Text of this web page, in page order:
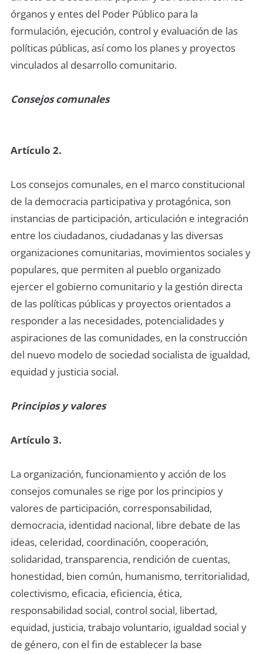
órganos y entes del Poder Público para la
formulación, ejecución, control y evaluación de las
políticas públicas, así como los planes y proyectos
vinculados al desarrollo comunitario.
Consejos comunales
Artículo 2.
Los consejos comunales, en el marco constitucional
de la democracia participativa y protagónica, son
instancias de participación, articulación e integración
entre los ciudadanos, ciudadanas y las diversas
organizaciones comunitarias, movimientos sociales y
populares, que permiten al pueblo organizado
ejercer el gobierno comunitario y la gestión directa
de las políticas públicas y proyectos orientados a
responder a las necesidades, potencialidades y
aspiraciones de las comunidades, en la construcción
del nuevo modelo de sociedad socialista de igualdad,
equidad y justicia social.
Principios y valores
Artículo 3.
La organización, funcionamiento y acción de los
consejos comunales se rige por los principios y
valores de participación, corresponsabilidad,
democracia, identidad nacional, libre debate de las
ideas, celeridad, coordinación, cooperación,
solidaridad, transparencia, rendición de cuentas,
honestidad, bien común, humanismo, territorialidad,
colectivismo, eficacia, eficiencia, ética,
responsabilidad social, control social, libertad,
equidad, justicia, trabajo voluntario, igualdad social y
de género, con el fin de establecer la base